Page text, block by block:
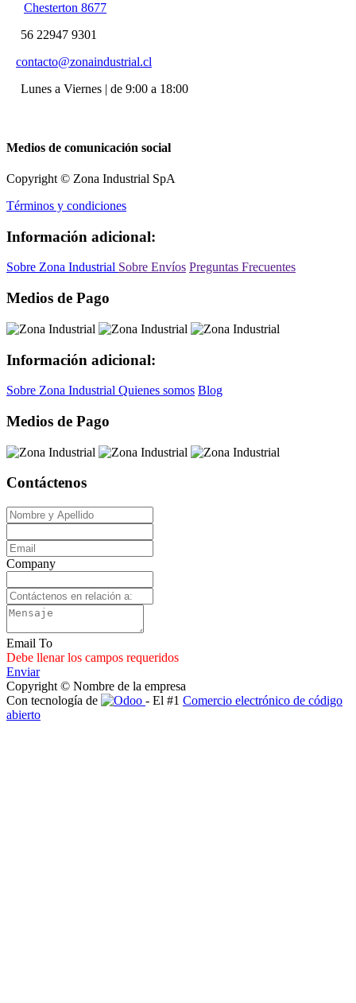
Chesterton 8677
56 22947 9301
contacto@zonaindustrial.cl
Lunes a Viernes | de 9:00 a 18:00
Medios de comunicación social
Copyright © Zona Industrial SpA
Términos y condiciones
Información adicional:
Sobre Zona Industrial Sobre Envíos Preguntas Frecuentes
Medios de Pago
Información adicional:
Sobre Zona Industrial Quienes somos Blog
Medios de Pago
Contáctenos
Company
Email To
Debe llenar los campos requeridos
Enviar
Copyright © Nombre de la empresa
Con tecnología de
- El #1 Comercio electrónico de código
abierto